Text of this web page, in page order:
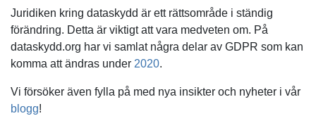
Juridiken kring dataskydd är ett rättsområde i ständig
förändring. Detta är viktigt att vara medveten om. På
dataskydd.org har vi samlat några delar av GDPR som kan
komma att ändras under 2020.
Vi försöker även fylla på med nya insikter och nyheter i vår
blogg!